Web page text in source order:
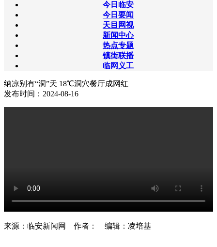
今日临安
今日要闻
天目网视
新闻中心
热点专题
镇街联播
临网义工
纳凉别有“洞”天 18℃洞穴餐厅成网红
发布时间：2024-08-16
来源：临安新闻网 作者： 编辑：凌培基